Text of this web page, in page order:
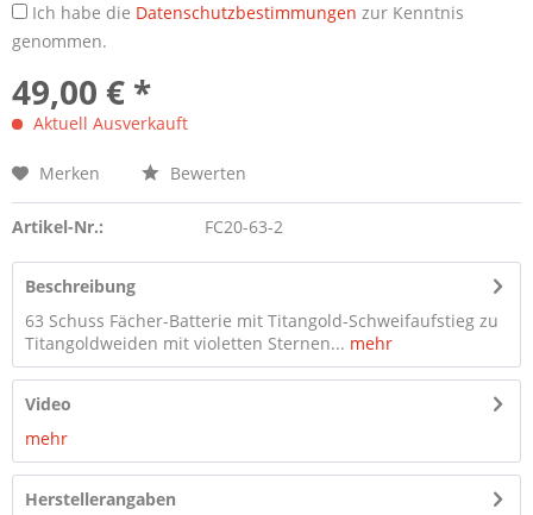
Ich habe die Datenschutzbestimmungen zur Kenntnis
genommen.
49,00 € *
Aktuell Ausverkauft
Merken Bewerten
Artikel-Nr.: FC20-63-2
Beschreibung
63 Schuss Fächer-Batterie mit Titangold-Schweifaufstieg zu
Titangoldweiden mit violetten Sternen... mehr
Video
mehr
Herstellerangaben